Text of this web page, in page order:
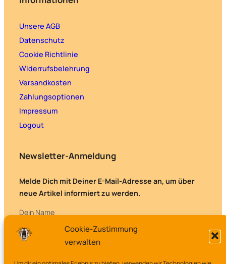
Cookie-Zustimmung
verwalten
Unsere AGB
Datenschutz
Cookie Richtlinie
Widerrufsbelehrung
Versandkosten
Zahlungsoptionen
Impressum
Logout
Newsletter-Anmeldung
Melde Dich mit Deiner E-Mail-Adresse an, um über
neue Artikel informiert zu werden.
Dein Name